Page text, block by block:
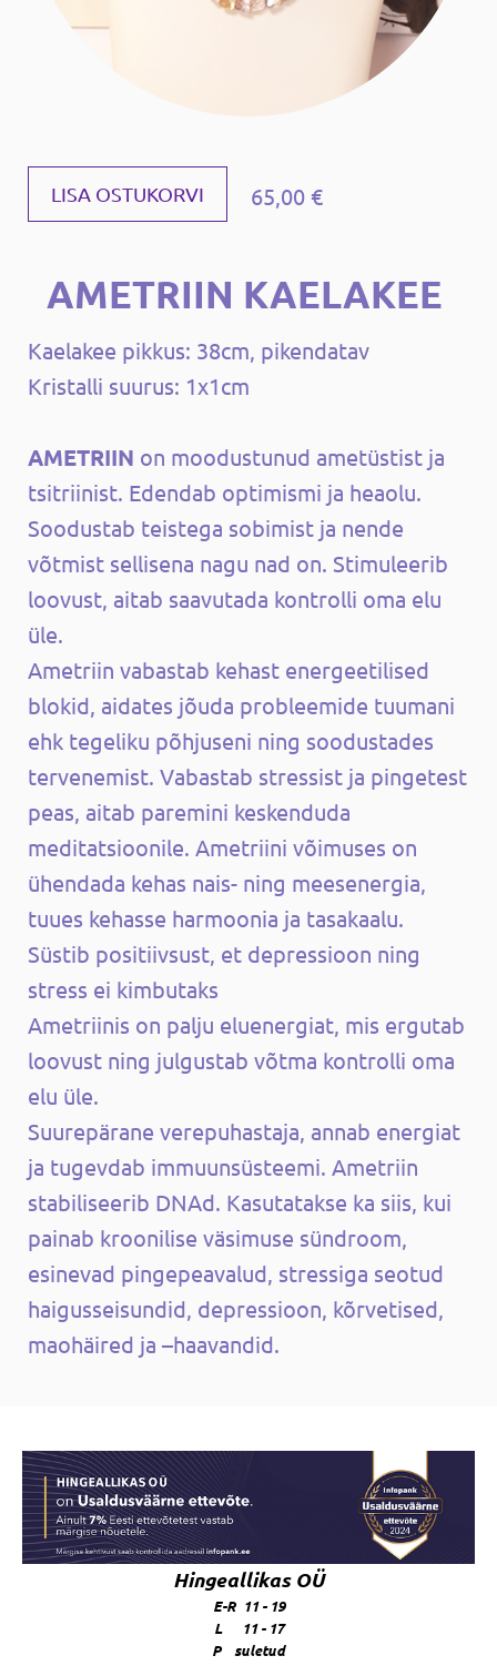
LISA OSTUKORVI 65,00 €
AMETRIIN KAELAKEE
Kaelakee pikkus: 38cm, pikendatav
Kristalli suurus: 1x1cm
AMETRIIN on moodustunud ametüstist ja
tsitriinist. Edendab optimismi ja heaolu.
Soodustab teistega sobimist ja nende
võtmist sellisena nagu nad on. Stimuleerib
loovust, aitab saavutada kontrolli oma elu
üle.
Ametriin vabastab kehast energeetilised
blokid, aidates jõuda probleemide tuumani
ehk tegeliku põhjuseni ning soodustades
tervenemist. Vabastab stressist ja pingetest
peas, aitab paremini keskenduda
meditatsioonile. Ametriini võimuses on
ühendada kehas nais- ning meesenergia,
tuues kehasse harmoonia ja tasakaalu.
Süstib positiivsust, et depressioon ning
stress ei kimbutaks
Ametriinis on palju eluenergiat, mis ergutab
loovust ning julgustab võtma kontrolli oma
elu üle.
Suurepärane verepuhastaja, annab energiat
ja tugevdab immuunsüsteemi. Ametriin
stabiliseerib DNAd. Kasutatakse ka siis, kui
painab kroonilise väsimuse sündroom,
esinevad pingepeavalud, stressiga seotud
haigusseisundid, depressioon, kõrvetised,
maohäired ja –haavandid.
Hingeallikas OÜ
E-R 11 - 19
L 11 - 17
P suletud